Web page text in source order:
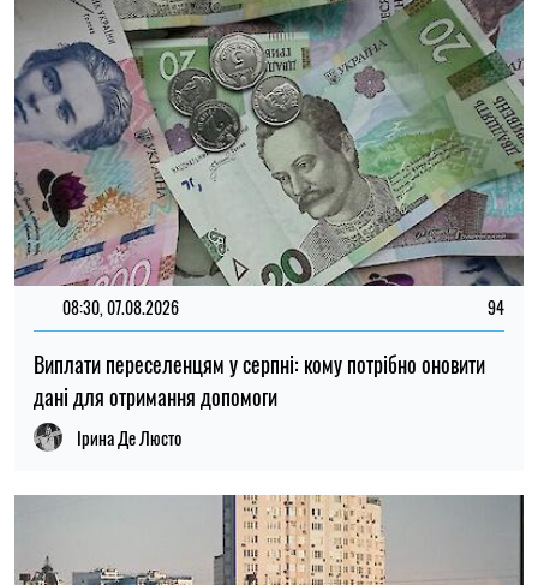
Ірина Де Люсто
13:59, 06.08.2026
В Україні визначили перші п’ять міст для будівництва
соціального житла: хто зможе його отримати
Ірина Де Люсто